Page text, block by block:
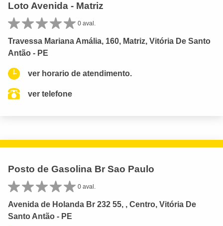
Loto Avenida - Matriz
0 aval.
Travessa Mariana Amália, 160, Matriz, Vitória De Santo
Antão - PE
ver horario de atendimento.
ver telefone
Posto de Gasolina Br Sao Paulo
0 aval.
Avenida de Holanda Br 232 55, , Centro, Vitória De
Santo Antão - PE